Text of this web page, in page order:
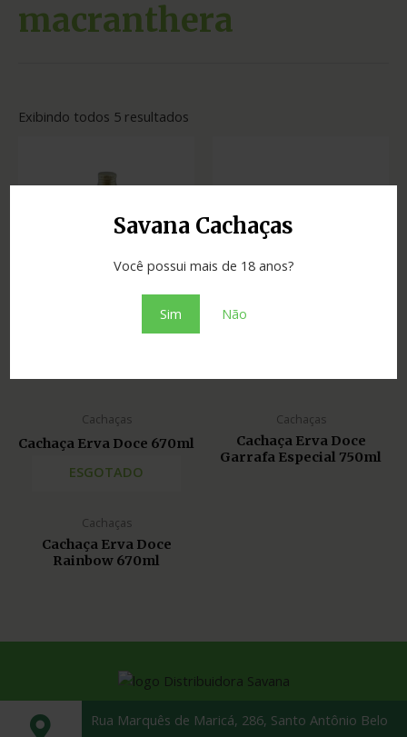
Savana Cachaças
Você possui mais de 18 anos?
Sim Não
macranthera
Exibindo todos 5 resultados
Cachaças
Cachaça Erva Doce 670ml
Cachaças
Cachaça Erva Doce
Garrafa Especial 750ml
ESGOTADO
Cachaças
Cachaça Erva Doce
Rainbow 670ml
Rua Marquês de Maricá, 286, Santo Antônio Belo